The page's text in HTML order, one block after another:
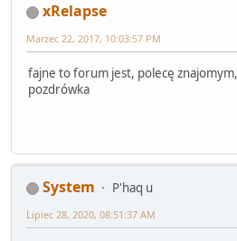
xRelapse
Marzec 22, 2017, 10:03:57 PM
fajne to forum jest, polecę
pozdrówka
System
P'haq u
Lipiec 28, 2020, 08:51:37 AM